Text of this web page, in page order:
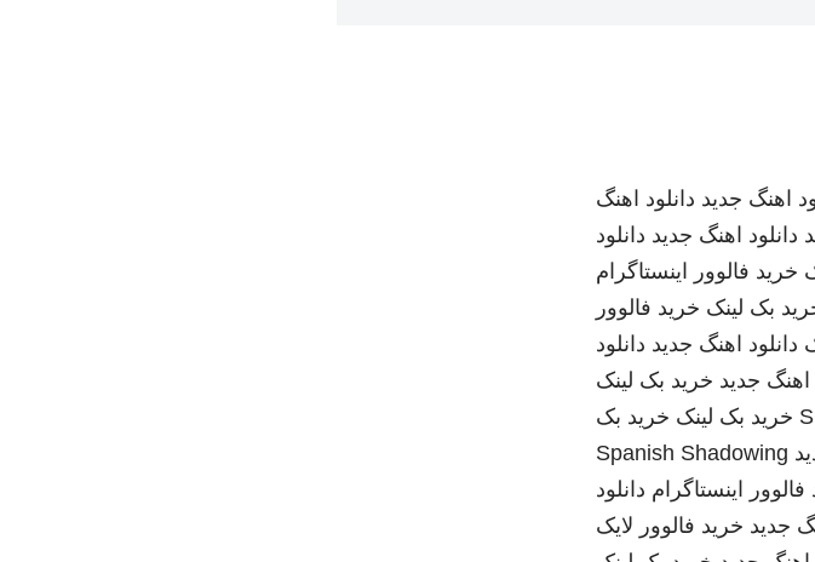
اهنگ جدید دانلود اهنگ
دانلود اهنگ جدید دانلود
خرید فالوور اینستاگرام
بک لینک خرید فالوور
دانلود اهنگ جدید دانلود
اهنگ جدید خرید بک لینک
خرید بک لینک خرید بک
Spanish Shadowing
فالوور اینستاگرام دانلود
جدید خرید فالوور لایک